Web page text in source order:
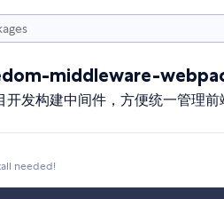
middleware-
发构建中间件，方便统一管理
needed!